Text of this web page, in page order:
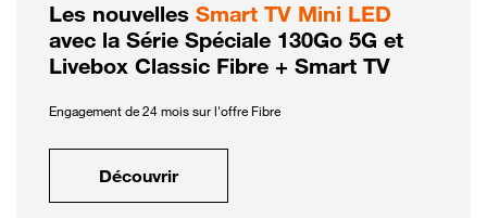
Les nouvelles Smart TV Mini LED
avec la Série Spéciale 130Go 5G et
Livebox Classic Fibre + Smart TV
Engagement de 24 mois sur l'offre Fibre
Découvrir